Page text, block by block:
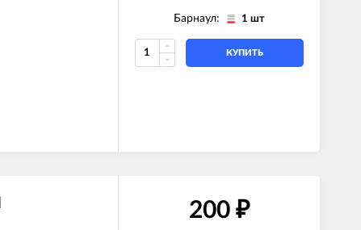
Барнаул: 1 шт
КУПИТЬ
200 ₽